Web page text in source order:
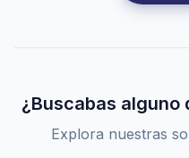
¿Buscabas alguno
Explora nuestras